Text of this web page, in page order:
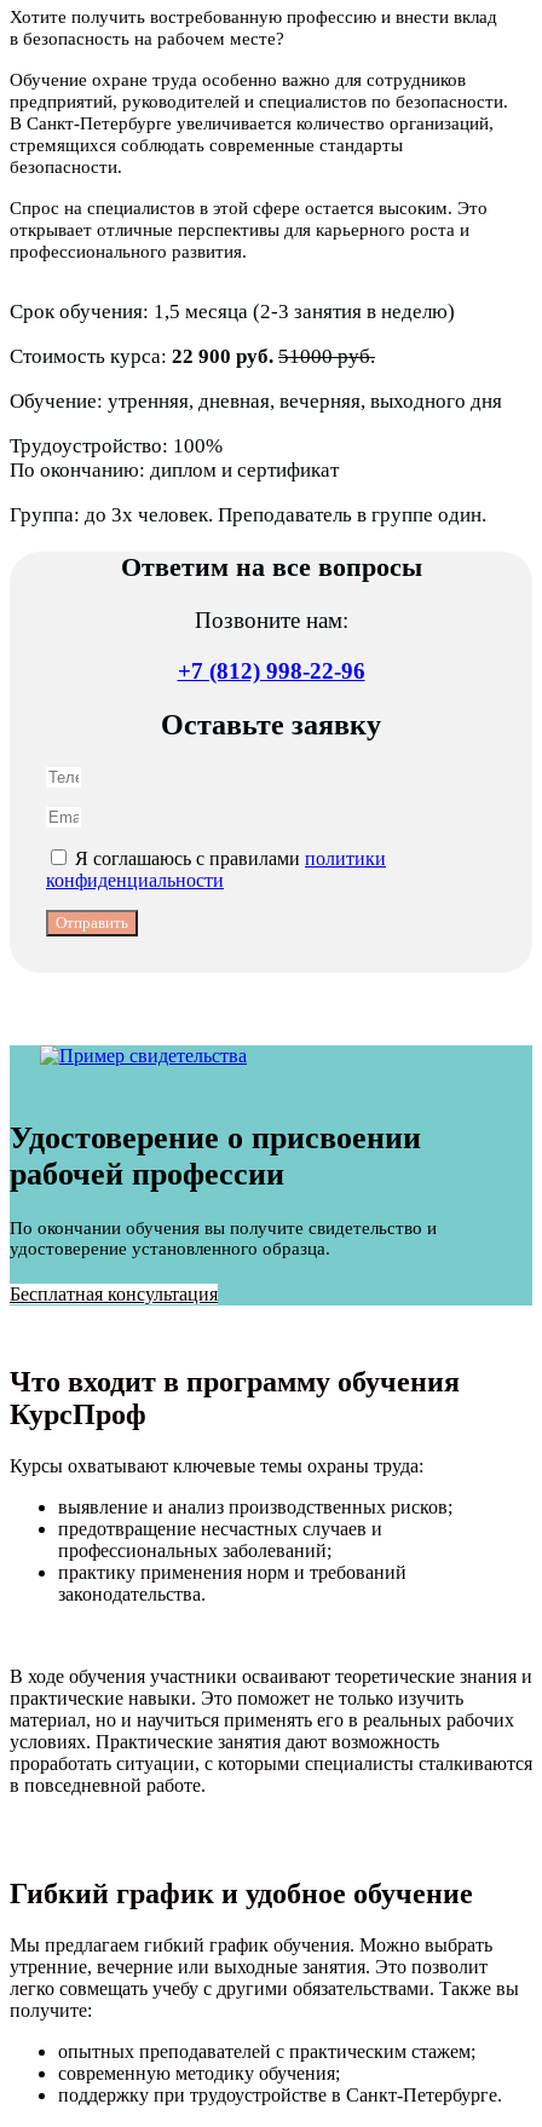
Хотите получить востребованную профессию и внести вклад
в безопасность на рабочем месте?
Обучение охране труда особенно важно для сотрудников
предприятий, руководителей и специалистов по безопасности.
В Санкт-Петербурге увеличивается количество организаций,
стремящихся соблюдать современные стандарты
безопасности.
Спрос на специалистов в этой сфере остается высоким. Это
открывает отличные перспективы для карьерного роста и
профессионального развития.
Срок обучения: 1,5 месяца (2-3 занятия в неделю)
Стоимость курса: 22 900 руб. 51000 руб.
Обучение: утренняя, дневная, вечерняя, выходного дня
Трудоустройство: 100%
По окончанию: диплом и сертификат
Группа: до 3х человек. Преподаватель в группе один.
Ответим на все вопросы
Позвоните нам:
+7 (812) 998-22-96
Оставьте заявку
Я соглашаюсь с правилами политики
конфиденциальности
Отправить
Удостоверение о присвоении
рабочей профессии
По окончании обучения вы получите свидетельство и
удостоверение установленного образца.
Бесплатная консультация
Что входит в программу обучения
КурсПроф
Курсы охватывают ключевые темы охраны труда:
выявление и анализ производственных рисков;
предотвращение несчастных случаев и
профессиональных заболеваний;
практику применения норм и требований
законодательства.
В ходе обучения участники осваивают теоретические знания и
практические навыки. Это поможет не только изучить
материал, но и научиться применять его в реальных рабочих
условиях. Практические занятия дают возможность
проработать ситуации, с которыми специалисты сталкиваются
в повседневной работе.
Гибкий график и удобное обучение
Мы предлагаем гибкий график обучения. Можно выбрать
утренние, вечерние или выходные занятия. Это позволит
легко совмещать учебу с другими обязательствами. Также вы
получите:
опытных преподавателей с практическим стажем;
современную методику обучения;
поддержку при трудоустройстве в Санкт-Петербурге.